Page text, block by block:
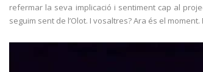
refermar la seva implicació i sentiment cap al
seguim sent de l’Olot. I vosaltres? Ara és el moment.